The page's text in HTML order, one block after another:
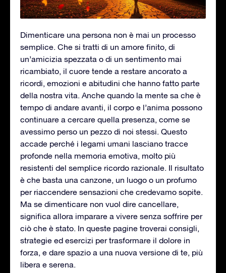
Dimenticare una persona non è mai un processo
semplice. Che si tratti di un amore finito, di
un’amicizia spezzata o di un sentimento mai
ricambiato, il cuore tende a restare ancorato a
ricordi, emozioni e abitudini che hanno fatto parte
della nostra vita. Anche quando la mente sa che è
tempo di andare avanti, il corpo e l’anima possono
continuare a cercare quella presenza, come se
avessimo perso un pezzo di noi stessi. Questo
accade perché i legami umani lasciano tracce
profonde nella memoria emotiva, molto più
resistenti del semplice ricordo razionale. Il risultato
è che basta una canzone, un luogo o un profumo
per riaccendere sensazioni che credevamo sopite.
Ma se dimenticare non vuol dire cancellare,
significa allora imparare a vivere senza soffrire per
ciò che è stato. In queste pagine troverai consigli,
strategie ed esercizi per trasformare il dolore in
forza, e dare spazio a una nuova versione di te, più
libera e serena.